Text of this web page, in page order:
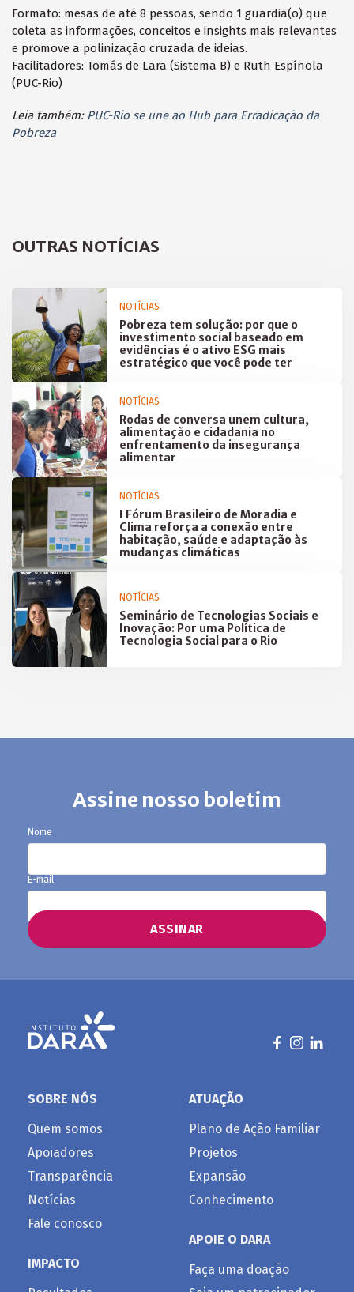
Formato: mesas de até 8 pessoas, sendo 1 guardiã(o) que
coleta as informações, conceitos e insights mais relevantes
e promove a polinização cruzada de ideias.
Facilitadores: Tomás de Lara (Sistema B) e Ruth Espínola
(PUC-Rio)
Leia também: PUC-Rio se une ao Hub para Erradicação da
Pobreza
OUTRAS NOTÍCIAS
NOTÍCIAS
Pobreza tem solução: por que o
investimento social baseado em
evidências é o ativo ESG mais
estratégico que você pode ter
NOTÍCIAS
Rodas de conversa unem cultura,
alimentação e cidadania no
enfrentamento da insegurança
alimentar
NOTÍCIAS
I Fórum Brasileiro de Moradia e
Clima reforça a conexão entre
habitação, saúde e adaptação às
mudanças climáticas
NOTÍCIAS
Seminário de Tecnologias Sociais e
Inovação: Por uma Política de
Tecnologia Social para o Rio
Assine nosso boletim
Nome
E-mail
SOBRE NÓS
Quem somos
Apoiadores
Transparência
Notícias
Fale conosco
IMPACTO
ATUAÇÃO
Plano de Ação Familiar
Projetos
Expansão
Conhecimento
APOIE O DARA
Faça uma doação